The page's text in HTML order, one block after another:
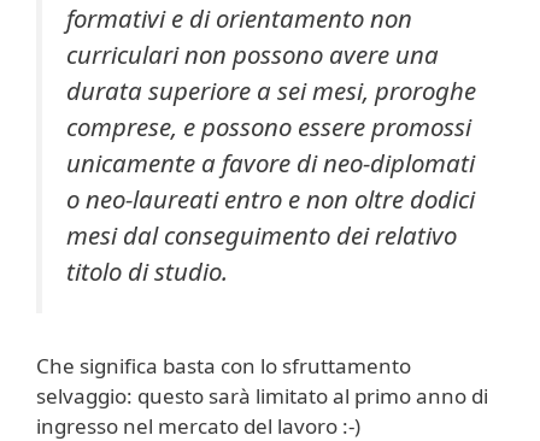
formativi e di orientamento non
curriculari non possono avere una
durata superiore a sei mesi, proroghe
comprese, e possono essere promossi
unicamente a favore di neo-diplomati
o neo-laureati entro e non oltre dodici
mesi dal conseguimento dei relativo
titolo di studio.
Che significa basta con lo sfruttamento
selvaggio: questo sarà limitato al primo anno di
ingresso nel mercato del lavoro :-)